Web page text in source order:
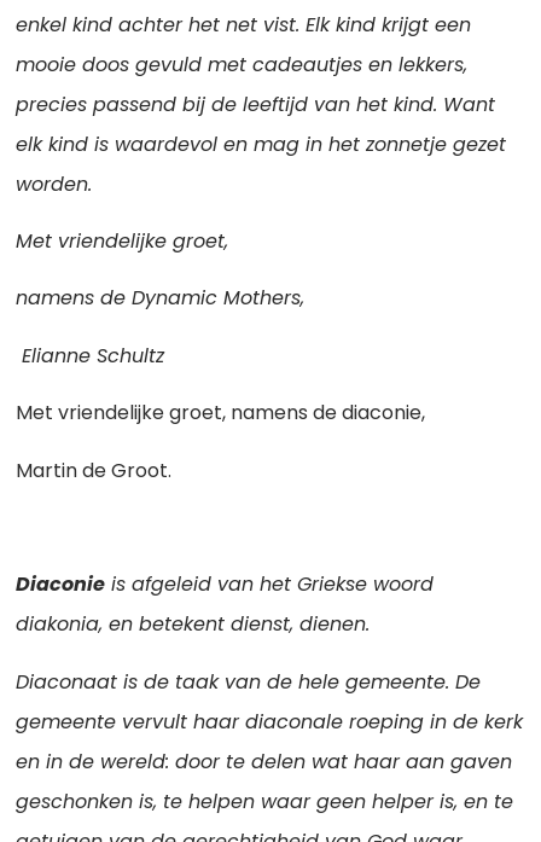
enkel kind achter het net vist. Elk kind krijgt een
mooie doos gevuld met cadeautjes en lekkers,
precies passend bij de leeftijd van het kind. Want
elk kind is waardevol en mag in het zonnetje gezet
worden.
Met vriendelijke groet,
namens de Dynamic Mothers,
Elianne Schultz
Met vriendelijke groet, namens de diaconie,
Martin de Groot.
Diaconie is afgeleid van het Griekse woord
diakonia, en betekent dienst, dienen.
Diaconaat is de taak van de hele gemeente. De
gemeente vervult haar diaconale roeping in de kerk
en in de wereld: door te delen wat haar aan gaven
geschonken is, te helpen waar geen helper is, en te